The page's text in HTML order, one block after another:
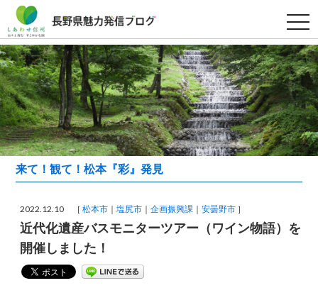
t
o
g
g
l
e
n
a
v
i
g
a
t
i
n
来て！観て！松本『彩』発見
2022.12.10 ［松本市 塩尻市 企画振興課 安曇野市 ］
近代化遺産バスモニターツアー（ワイン物語）を
開催しました！